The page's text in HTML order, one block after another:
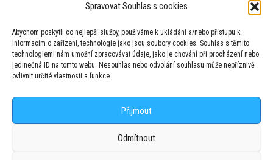
Spravovat Souhlas s cookies
Abychom poskytli co nejlepší služby, používáme k ukládání a/nebo přístupu k
informacím o zařízení, technologie jako jsou soubory cookies. Souhlas s těmito
technologiemi nám umožní zpracovávat údaje, jako je chování při procházení nebo
jedinečná ID na tomto webu. Nesouhlas nebo odvolání souhlasu může nepříznivě
ovlivnit určité vlastnosti a funkce.
Přijmout
Odmítnout
Copyright
©Hana Blažková,
JABLKON, s.r.o.